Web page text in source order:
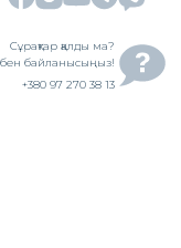
Сұрақтар қалды ма?
байланысыңыз!
+380 97 270 38 13